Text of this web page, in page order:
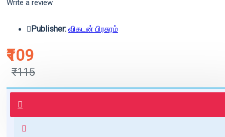
Write a review
₹109
₹115
Publisher: விகடன் பிரசுரம்
புத்தகம் 3 - 7 நாட்களில் அனுப்பி
வைக்கப்படும்.
for orders above ₹1000 within